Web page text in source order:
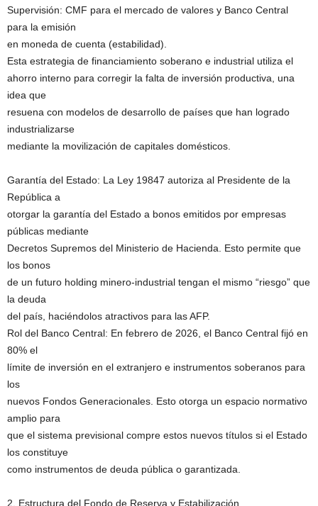
Supervisión: CMF para el mercado de valores y Banco Central
para la emisión
en moneda de cuenta (estabilidad).
Esta estrategia de financiamiento soberano e industrial utiliza el
ahorro interno para corregir la falta de inversión productiva, una
idea que
resuena con modelos de desarrollo de países que han logrado
industrializarse
mediante la movilización de capitales domésticos.
Garantía del Estado: La Ley 19847 autoriza al Presidente de la
República a
otorgar la garantía del Estado a bonos emitidos por empresas
públicas mediante
Decretos Supremos del Ministerio de Hacienda. Esto permite que
los bonos
de un futuro holding minero-industrial tengan el mismo “riesgo” que
la deuda
del país, haciéndolos atractivos para las AFP.
Rol del Banco Central: En febrero de 2026, el Banco Central fijó en
80% el
límite de inversión en el extranjero e instrumentos soberanos para
los
nuevos Fondos Generacionales. Esto otorga un espacio normativo
amplio para
que el sistema previsional compre estos nuevos títulos si el Estado
los constituye
como instrumentos de deuda pública o garantizada.
2. Estructura del Fondo de Reserva y Estabilización